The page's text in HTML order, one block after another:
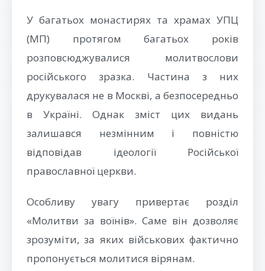
У багатьох монастирях та храмах УПЦ
(МП) протягом багатьох років
розповсюджувалися молитвослови
російського зразка. Частина з них
друкувалася не в Москві, а безпосередньо
в Україні. Однак зміст цих видань
залишався незмінним і повністю
відповідав ідеології Російської
православної церкви.
Особливу увагу привертає розділ
«Молитви за воїнів». Саме він дозволяє
зрозуміти, за яких військових фактично
пропонується молитися вірянам.